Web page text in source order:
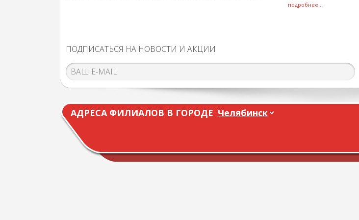
подробнее...
ПОДПИСАТЬСЯ НА НОВОСТИ И АКЦИИ
АДРЕСА ФИЛИАЛОВ В ГОРОДЕ